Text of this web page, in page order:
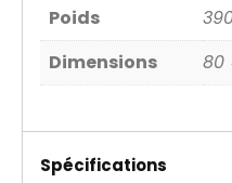
Poids
Dimensions
80
Spécifications